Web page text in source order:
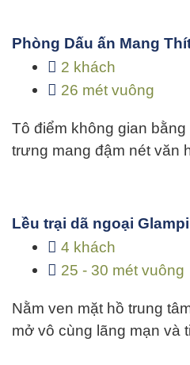
Phòng Dấu ấn Mang
2 khách
26 mét vuông
Tô điểm không gian
trưng mang đậm nét văn
Lều trại dã ngoại
4 khách
25 - 30 mét vuông
Nằm ven mặt hồ trung
mở vô cùng lãng mạn và